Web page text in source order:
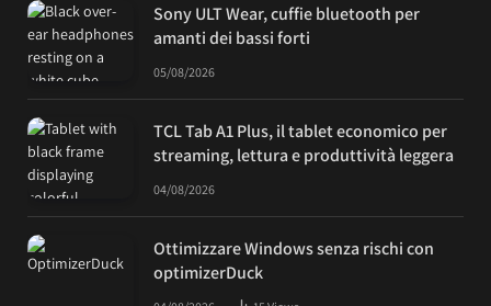
Sony ULT Wear, cuffie bluetooth per
amanti dei bassi forti
05/08/2026
TCL Tab A1 Plus, il tablet economico per
streaming, lettura e produttività leggera
04/08/2026
Ottimizzare Windows senza rischi con
optimizerDuck